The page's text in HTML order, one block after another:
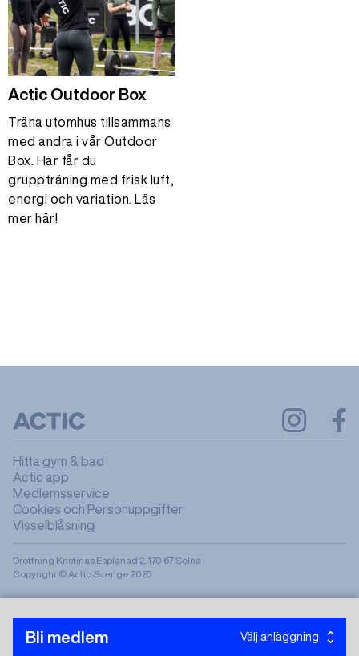
Bli medlem Välj anläggning
Actic Outdoor Box
Träna utomhus tillsammans
med andra i vår Outdoor
Box. Här får du
gruppträning med frisk luft,
energi och variation. Läs
mer här!
Hitta gym & bad
Actic app
Medlemsservice
Cookies och Personuppgifter
Visselblåsning
Drottning Kristinas Esplanad 2, 170 67 Solna
Copyright © Actic Sverige 2025